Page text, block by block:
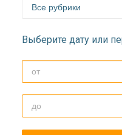
Выберите дату или